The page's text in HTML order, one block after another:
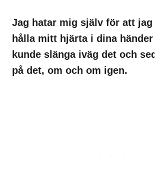
Jag hatar mig själv för att
hålla mitt hjärta i dina
kunde slänga iväg det och
på det, om och om igen.